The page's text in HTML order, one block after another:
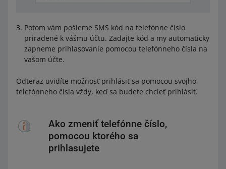
Potom vám pošleme SMS kód na telefónne číslo
priradené k vášmu účtu. Zadajte kód a my automaticky
zapneme prihlasovanie pomocou telefónneho čísla na
vašom účte.
Odteraz uvidíte možnosť prihlásiť sa pomocou svojho
telefónneho čísla vždy, keď sa budete chcieť prihlásiť.
Ako zmeniť telefónne číslo,
pomocou ktorého sa
prihlasujete